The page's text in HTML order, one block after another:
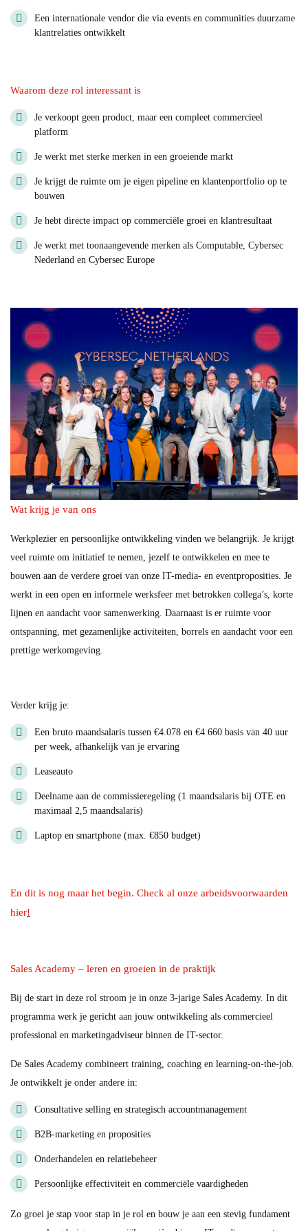
Een internationale vendor die via events en communities duurzame
klantrelaties ontwikkelt
Waarom deze rol interessant is
Je verkoopt geen product, maar een compleet commercieel
platform
Je werkt met sterke merken in een groeiende markt
Je krijgt de ruimte om je eigen pipeline en klantenportfolio op te
bouwen
Je hebt directe impact op commerciële groei en klantresultaat
Je werkt met toonaangevende merken als Computable Cybersec
Nederland en Cybersec Europe
Wat krijg je van ons
Werkplezier en persoonlijke ontwikkeling vinden we belangrijk. Je krijgt
veel ruimte om initiatief te nemen, jezelf te ontwikkelen en mee te
bouwen aan de verdere groei van onze IT-media- en eventproposities. Je
werkt in een open en informele werksfeer met betrokken collega’s, korte
lijnen en aandacht voor samenwerking. Daarnaast is er ruimte voor
ontspanning, met gezamenlijke activiteiten, borrels en aandacht voor een
prettige werkomgeving.
Verder krijg je:
Een bruto maandsalaris tussen €4.078 en €4.660 basis van 40 uur
per week, afhankelijk van je ervaring
Leaseauto
Deelname aan de commissieregeling (1 maandsalaris bij OTE en
maximaal 2,5 maandsalaris)
Laptop en smartphone (max. €850 budget)
En dit is nog maar het begin. Check al onze arbeidsvoorwaarden
hier!
Sales Academy – leren en groeien in de praktijk
Bij de start in deze rol stroom je in onze 3-jarige Sales Academy. In dit
programma werk je gericht aan jouw ontwikkeling als commercieel
professional en marketingadviseur binnen de IT-sector.
De Sales Academy combineert training, coaching en learning-on-the-job.
Je ontwikkelt je onder andere in:
Consultative selling en strategisch accountmanagement
B2B-marketing en proposities
Onderhandelen en relatiebeheer
Persoonlijke effectiviteit en commerciële vaardigheden
Zo groei je stap voor stap in je rol en bouw je aan een stevig fundament